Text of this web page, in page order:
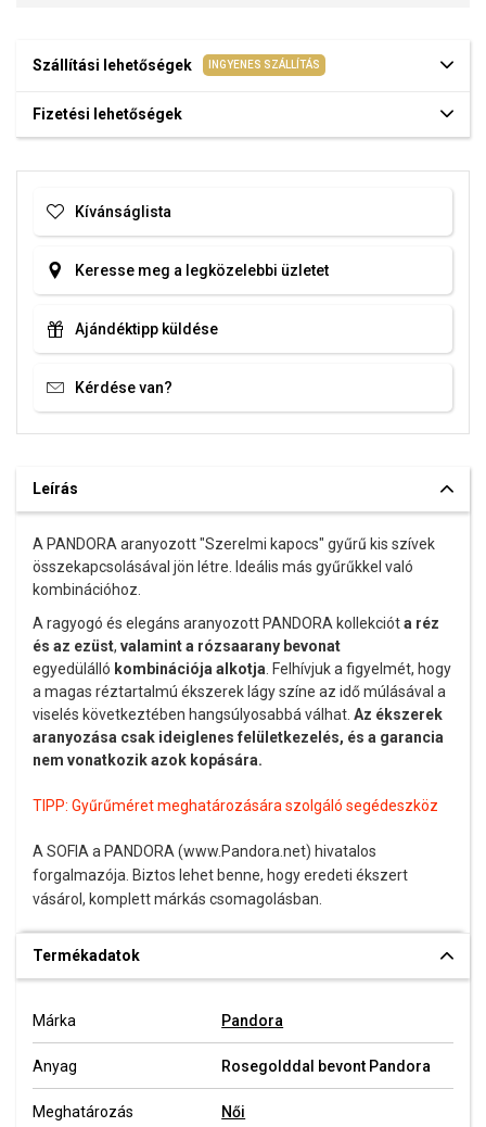
Szállítási lehetőségek INGYENES SZÁLLÍTÁS
Fizetési lehetőségek
Kívánságlista
Keresse meg a legközelebbi üzletet
Ajándéktipp küldése
Kérdése van?
Leírás
A PANDORA aranyozott "Szerelmi kapocs" gyűrű kis szívek
összekapcsolásával jön létre. Ideális más gyűrűkkel való
kombinációhoz.
A ragyogó és elegáns aranyozott PANDORA kollekcióta réz
és az ezüst, valamint a rózsaarany bevonat
egyedülálló kombinációja alkotja . Felhívjuk a figyelmét, hogy
a magas réztartalmú ékszerek lágy színe az idő múlásával a
viselés következtében hangsúlyosabbá válhat. Az ékszerek
aranyozása csak ideiglenes felületkezelés, és a garancia
nem vonatkozik azok kopására.
TIPP: Gyűrűméret meghatározására szolgáló segédeszköz
A SOFIA a PANDORA (www.Pandora.net) hivatalos
forgalmazója. Biztos lehet benne, hogy eredeti ékszert
vásárol, komplett márkás csomagolásban.
Termékadatok
Márka Pandora
Anyag Rosegolddal bevont Pandora
Meghatározás Női